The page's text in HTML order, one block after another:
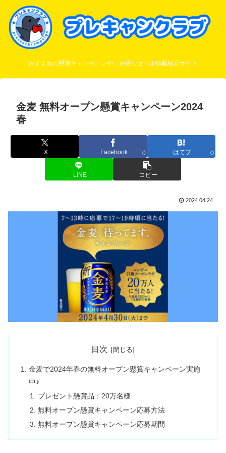
おすすめの懸賞キャンペーンや、お得なセール情報紹介サイト
金麦 無料オープン懸賞キャンペーン2024
春
X Facebook 0 はてブ 0
LINE コピー
2024.04.24
目次
金麦で2024年春の無料オープン懸賞キャンペーン実施
中♪
プレゼント懸賞品：20万名様
無料オープン懸賞キャンペーン応募方法
無料オープン懸賞キャンペーン応募期間